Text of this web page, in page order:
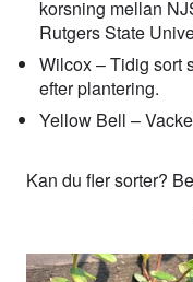
korsning mellan
Rutgers State
Wilcox – Tidig sort
efter plantering.
Yellow Bell –
Kan du fler sorter?